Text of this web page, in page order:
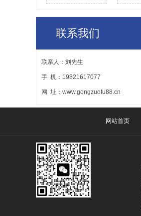
联系我们
联系人：刘先生
手 机：19821617077
网 址：www.gongzuofu88.cn
网站首页